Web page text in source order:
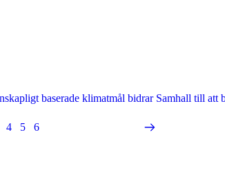
baserade klimatmål bidrar Samhall till
4 5 6